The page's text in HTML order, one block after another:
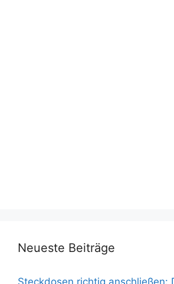
Neueste Beiträge
Steckdosen richtig anschließen: